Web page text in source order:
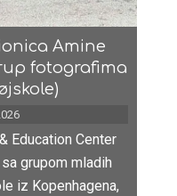
Amine
fotografima
Education Center
grupom mladih
iz Kopenhagena,